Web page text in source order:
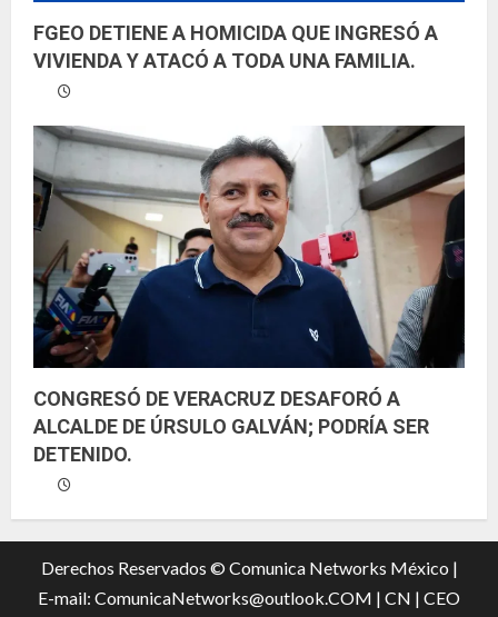
FGEO DETIENE A HOMICIDA QUE INGRESÓ A
VIVIENDA Y ATACÓ A TODA UNA FAMILIA.
CONGRESÓ DE VERACRUZ DESAFORÓ A
ALCALDE DE ÚRSULO GALVÁN; PODRÍA SER
DETENIDO.
Derechos Reservados © Comunica Networks México |
E-mail: ComunicaNetworks@outlook.COM | CN | CEO